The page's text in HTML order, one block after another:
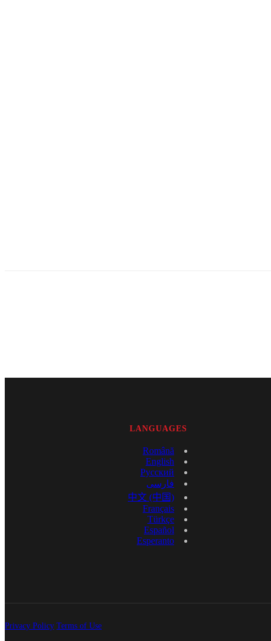
LANGUAGES
Română
English
Русский
فارسی
中文 (中国)
Français
Türkçe
Español
Esperanto
Privacy Policy Terms of Use